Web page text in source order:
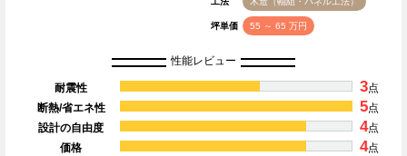
坪単価 55 ～ 65 万円
性能レビュー
耐震性 3点
断熱/省エネ性
5点
設計の自由度
4点
価格
4点